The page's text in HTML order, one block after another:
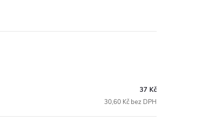
37 Kč
30,60 Kč bez DPH